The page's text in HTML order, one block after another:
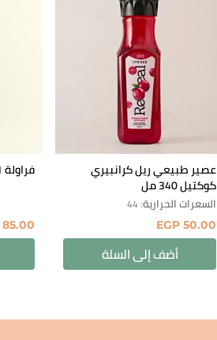
عصير طبيعي ريل كرانبيري
كوكتيل 340 مل
EGP 50.00
أضف إلى السلة
السعرات الحرارية: 44
فراولة 1 لتر
85.00